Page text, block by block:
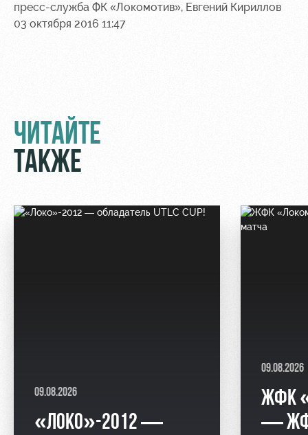
пресс-служба ФК «Локомотив», Евгений Кириллов
03 октября 2016 11:47
ЧИТАЙТЕ
ТАКЖЕ
09.08.2026
«ЛОКО»-2012 —
09.08.2026
ЖФК
—